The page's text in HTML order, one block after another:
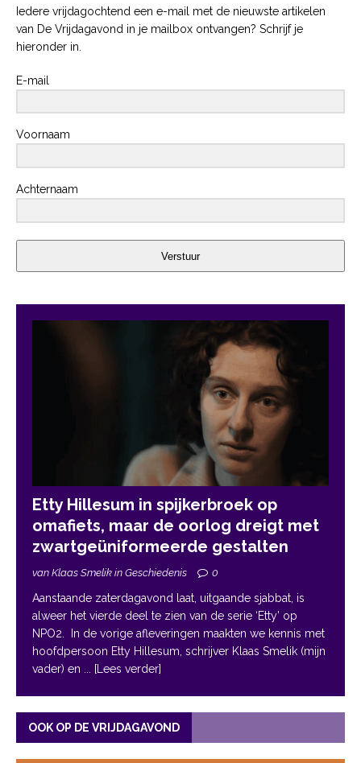
Iedere vrijdagochtend een e-mail met de nieuwste artikelen
van De Vrijdagavond in je mailbox ontvangen? Schrijf je
hieronder in.
E-mail
Voornaam
Achternaam
Verstuur
Etty Hillesum in spijkerbroek op
omafiets, maar de oorlog dreigt met
zwartgeüniformeerde gestalten
van Klaas Smelik in Geschiedenis 0
Aanstaande zaterdagavond laat, uitgaande sjabbat, is
alweer het vierde deel te zien van de serie ‘Etty’ op
NPO2. In de vorige afleveringen maakten we kennis met
hoofdpersoon Etty Hillesum, schrijver Klaas Smelik (mijn
vader) en
... [Lees verder]
OOK OP DE VRIJDAGAVOND